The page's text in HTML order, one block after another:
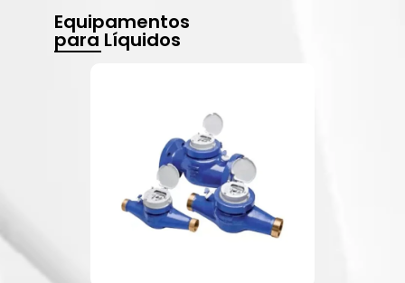
Equipamentos
para Líquidos